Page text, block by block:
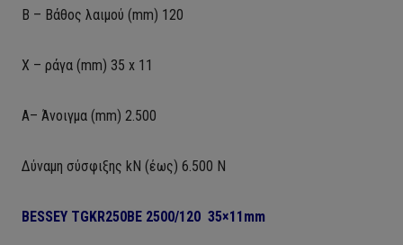
Β – Βάθος λαιμού (mm) 120
X – ράγα (mm) 35 x 11
Α– Άνοιγμα (mm) 2.500
Δύναμη σύσφιξης kN (έως) 6.500 N
BESSEY TGKR250BE 2500/120 35×11mm